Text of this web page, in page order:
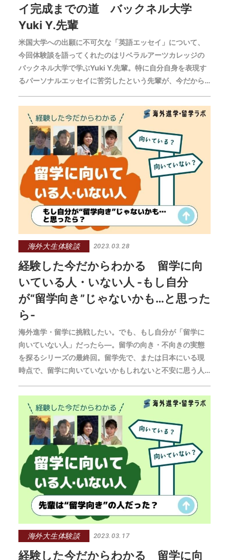
イ完成までの道 バックネル大学
Yuki Y.先輩
米国大学への出願に不可欠な「英語エッセイ」について、
今回体験談を語ってくれたのはリベラルアーツカレッジの
バックネル大学で学ぶYuki Y.先輩。特に自分自身を表現す
るパーソナルエッセイに苦労したという先輩が、今だから
ょうか。
海外大生体験談 2023.03.28
経験した今だからわかる 留学に向
いている人・いない人 -もし自分
が“留学向き”じゃないかも…と思った
ら-
海外進学・留学に挑戦したい。でも、もし自分が「留学に
向いていない人」だったら—。留学の向き・不向きの実態
を探るシリーズの最終回。留学先で、または日本にいる現
時点で、留学に向いていないかもしれないと不安に思う人
報をお届けします。
海外大生体験談 2023.03.17
経験した今だからわかる 留学に向